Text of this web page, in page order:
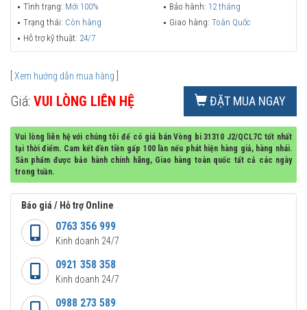
Tình trạng: Mới 100% Bảo hành: 12 tháng
Trạng thái: Còn hàng Giao hàng: Toàn Quốc
Hỗ trợ kỹ thuật: 24/7
Xem hướng dẫn mua hàng
Giá: VUI LÒNG LIÊN HỆ ĐẶT MUA NGAY
Vui lòng liên hệ với chúng tôi để có giá bán Vòng bi 31310 J2/QCL7C tốt nhất
tại thời điểm. Cam kết đền tiền gấp 100 lần nếu phát hiện hàng giả, hàng nhái.
Sản phẩm được bảo hành chính hãng, Giao hàng toàn quốc tất cả các ngày
trong tuần.
Báo giá / Hỗ trợ Online
0763 356 999
Kinh doanh 24/7
0921 358 358
Kinh doanh 24/7
0988 273 589